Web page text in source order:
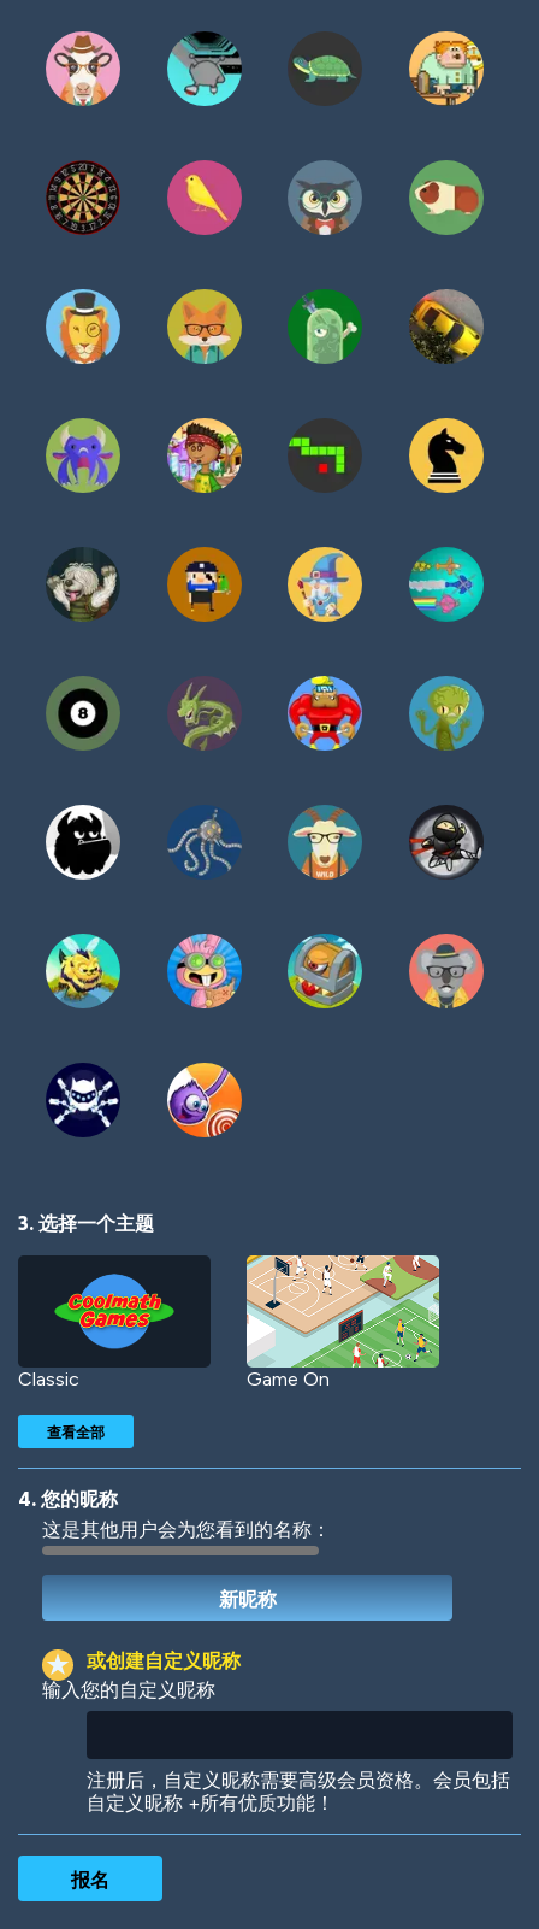
3. 选择一个主题
Classic Game On
Woof Jungle Cats
查看全部
4. 您的昵称
这是其他用户会为您看到的名称：
或创建自定义昵称
输入您的自定义昵称
注册后，自定义昵称需要高级会员资格。会员包括
自定义昵称 +所有优质功能！